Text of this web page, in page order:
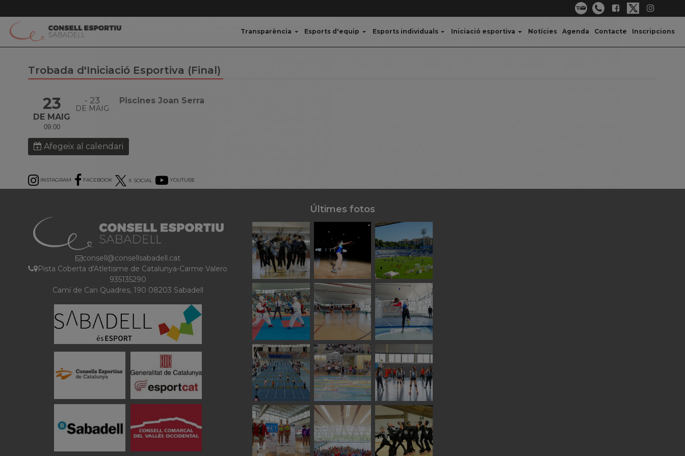
Transparència Esports d'equip Esports individuals Iniciació esportiva Notícies Agenda Contacte Inscripcions
Trobada d'Iniciació Esportiva (Final)
23
DE MAIG
09:00
23
DE MAIG
Piscines Joan Serra
Afegeix al calendari
INSTAGRAM FACEBOOK X SOCIAL YOUTUBE
consell@consellsabadell.cat
Pista Coberta d'Atletisme de Catalunya-Carme Valero
935135290
Camí de Can Quadres, 190 08203 Sabadell
Últimes fotos